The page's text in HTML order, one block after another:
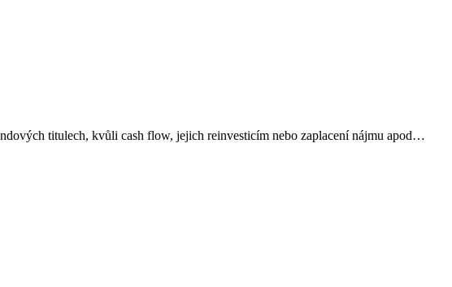
titulech, kvůli cash flow, jejich reinvesticím nebo zaplacení nájmu apod…